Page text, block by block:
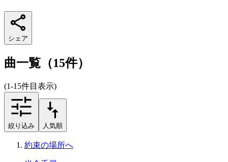
シェア
曲一覧（15件）
(1-15件目表示)
絞り込み 人気順
約束の場所へ